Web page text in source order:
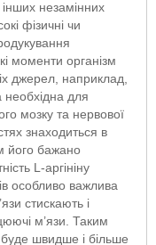
інших незамінних
фізичні чи
моменти організм
джерел, наприклад,
необхідна для
мозку та нервової
знаходиться в
його бажано
L-аргініну
особливо важлива
стискають і
м’язи. Таким
швидше і більше